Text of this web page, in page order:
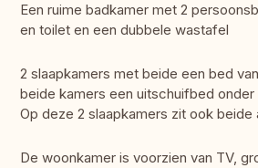
Een ruime badkamer met 2
en toilet en een dubbele wastafel
2 slaapkamers met beide een bed
beide kamers een uitschuifbed
Op deze 2 slaapkamers zit ook beide
De woonkamer is voorzien van TV,